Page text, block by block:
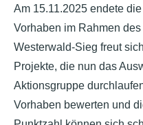
Am 15.11.2025 endete
Vorhaben im Rahmen
Westerwald-Sieg freut
Projekte, die nun das
Aktionsgruppe
Vorhaben bewerten und